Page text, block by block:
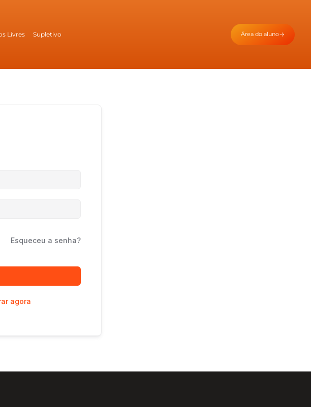
Livres Supletivo Área do aluno
Esqueceu a senha?
agora